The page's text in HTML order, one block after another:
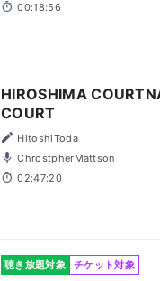
00:18:56
HIROSHIMA
COURT
HitoshiToda
ChrostpherMattson
02:47:20
聴き放題対象 チケット対象